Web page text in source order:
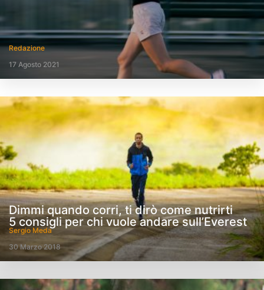
Redazione
17 Agosto 2021
Dimmi quando corri, ti dirò come nutrirti
Sergio Meda
30 Marzo 2018
5 consigli per chi vuole andare sull’Everest